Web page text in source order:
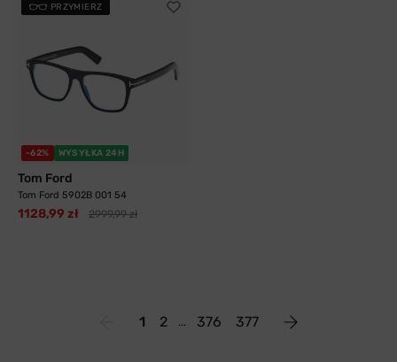
PRZYMIERZ
-62% WYSYŁKA 24H
Tom Ford
Tom Ford 5902B 001 54
1128,99 zł 2999,99 zł
1 2 376 377